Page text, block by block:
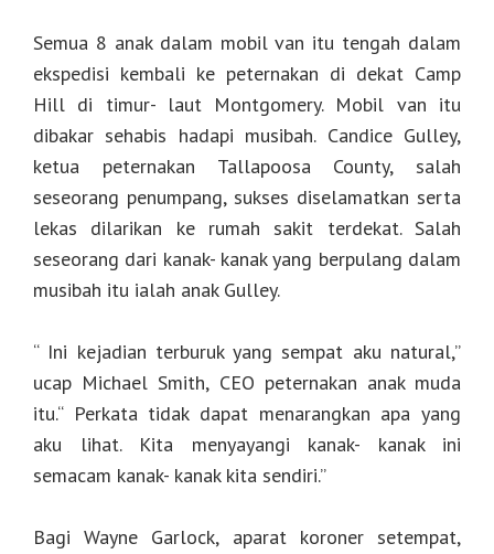
Semua 8 anak dalam mobil van itu tengah dalam
ekspedisi kembali ke peternakan di dekat Camp
Hill di timur- laut Montgomery. Mobil van itu
dibakar sehabis hadapi musibah. Candice Gulley,
ketua peternakan Tallapoosa County, salah
seseorang penumpang, sukses diselamatkan serta
lekas dilarikan ke rumah sakit terdekat. Salah
seseorang dari kanak- kanak yang berpulang dalam
musibah itu ialah anak Gulley.
“ Ini kejadian terburuk yang sempat aku natural,”
ucap Michael Smith, CEO peternakan anak muda
itu.“ Perkata tidak dapat menarangkan apa yang
aku lihat. Kita menyayangi kanak- kanak ini
semacam kanak- kanak kita sendiri.”
Bagi Wayne Garlock, aparat koroner setempat,